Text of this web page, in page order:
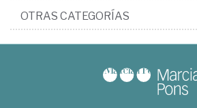
OTRAS CATEGORÍAS